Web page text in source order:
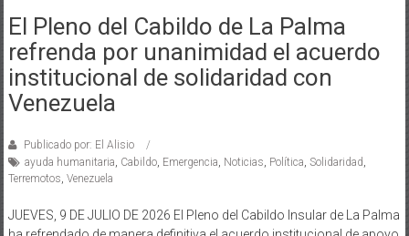
El Pleno del Cabildo de La Palma
refrenda por unanimidad el acuerdo
institucional de solidaridad con
Venezuela
Publicado por: El Alisio
ayuda humanitaria, Cabildo, Emergencia, Noticias, Política, Solidaridad,
Terremotos, Venezuela
JUEVES, 9 DE JULIO DE 2026 El Pleno del Cabildo Insular de La Palma